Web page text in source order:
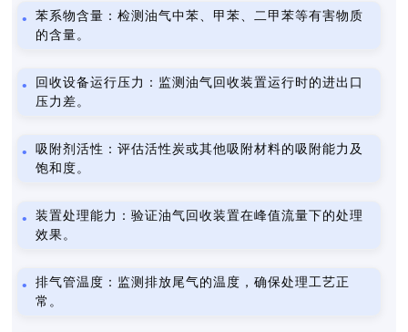
苯系物含量：检测油气中苯、甲苯、二甲苯等有害物质
的含量。
回收设备运行压力：监测油气回收装置运行时的进出口
压力差。
吸附剂活性：评估活性炭或其他吸附材料的吸附能力及
饱和度。
装置处理能力：验证油气回收装置在峰值流量下的处理
效果。
排气管温度：监测排放尾气的温度，确保处理工艺正
常。